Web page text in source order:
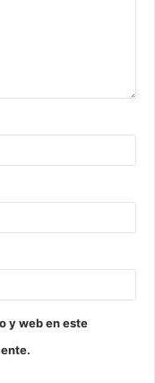
y web en este